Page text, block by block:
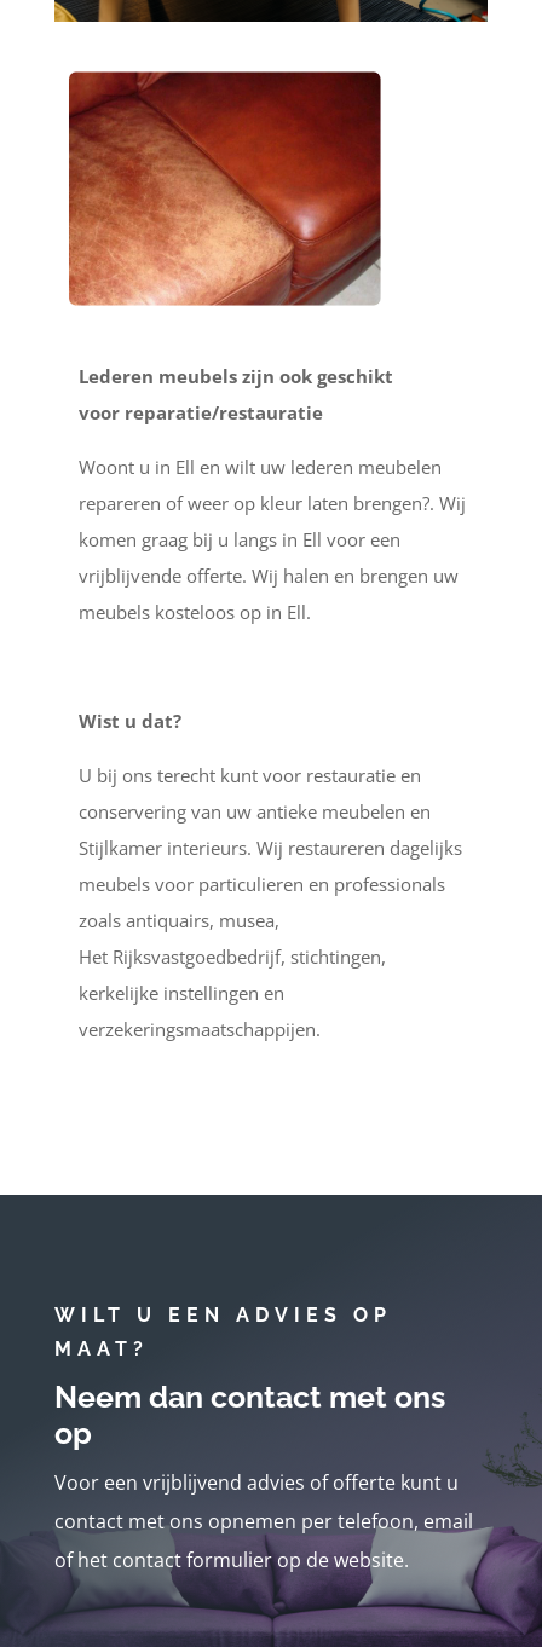
Lederen meubels zijn ook geschikt
voor reparatie/restauratie
Woont u in Ell en wilt uw lederen meubelen
repareren of weer op kleur laten brengen?. Wij
komen graag bij u langs in Ell voor een
vrijblijvende offerte. Wij halen en brengen uw
meubels kosteloos op in Ell.
Wist u dat?
U bij ons terecht kunt voor restauratie en
conservering van uw antieke meubelen en
Stijlkamer interieurs. Wij restaureren dagelijks
meubels voor particulieren en professionals
zoals antiquairs, musea,
Het Rijksvastgoedbedrijf, stichtingen,
kerkelijke instellingen en
verzekeringsmaatschappijen.
WILT U EEN ADVIES OP
MAAT?
Neem dan contact met ons
op
Voor een vrijblijvend advies of offerte kunt u
contact met ons opnemen per telefoon, email
of het contact formulier op de website.